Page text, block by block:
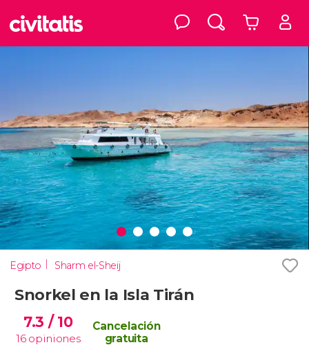
Egipto Sharm el-Sheij
Snorkel en la Isla Tirán
7.3 / 10
16 opiniones
Cancelación
gratuita